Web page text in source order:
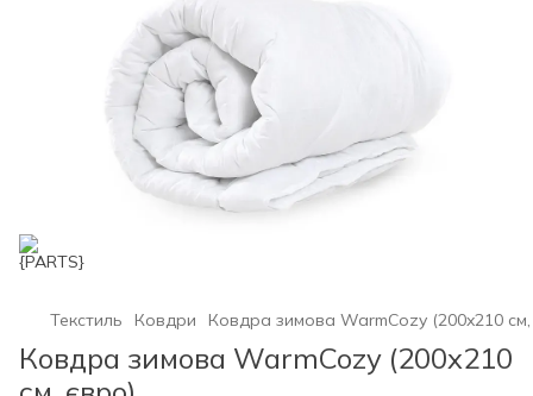
Текстиль Ковдри Ковдра зимова WarmCozy (200x210
Ковдра зимова WarmCozy (200x210